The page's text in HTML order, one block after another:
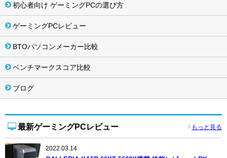
初心者向け ゲーミングPCの選び方
ゲーミングPCレビュー
BTOパソコンメーカー比較
ベンチマークスコア比較
ブログ
最新ゲーミングPCレビュー もっと見る
2022.03.14